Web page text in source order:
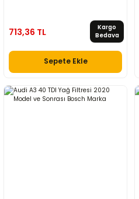
713,36 TL
Kargo
Bedava
Sepete Ekle